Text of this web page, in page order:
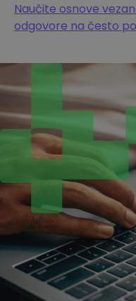
Naučite osnove
odgovore na često